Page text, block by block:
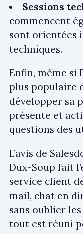
Sessions
commencent
sont orientées
techniques.
Enfin, même si
plus populaire
développer sa
présente et
questions des
L’avis de
Dux-Soup fait
service client
mail, chat en
sans oublier
tout est réuni